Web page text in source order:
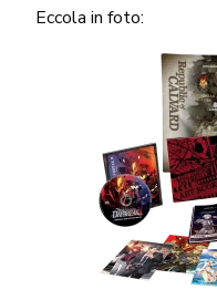
Eccola in foto: